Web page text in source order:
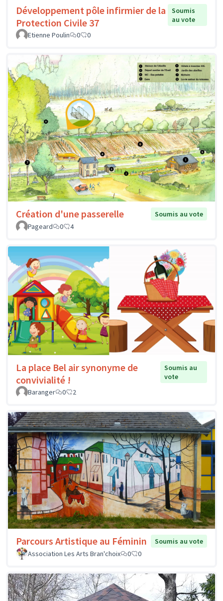
Développement pôle infirmier de la
Protection Civile 37
Soumis
au vote
Etienne Poulin
0 0
Création d'une passerelle
Soumis au vote
Pageard
0 4
La place Bel air synonyme de
convivialité !
Soumis au
vote
Baranger
0 2
Parcours Artistique au Féminin
Soumis au vote
Association Les Arts Bran'choix
0 0